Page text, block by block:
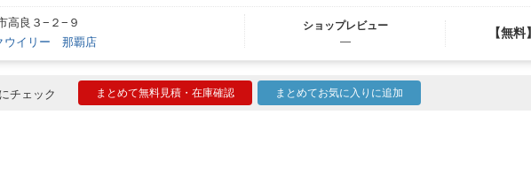
高良３−２−９
ウイリー 那覇店
ショップレビュー
―
【無
チェック まとめて無料見積・在庫確認 まとめてお気に入りに追加